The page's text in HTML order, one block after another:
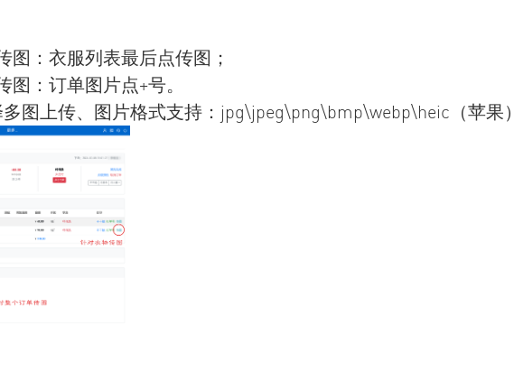
图：衣服列表最后点传图；
：订单图片点+号。
图上传、图片格式支持：jpg\jpeg\png\bmp\webp\heic（苹果）